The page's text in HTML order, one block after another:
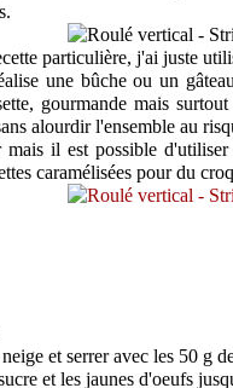
particulière, j'ai juste
une bûche ou un
gourmande mais
alourdir l'ensemble au
mais il est possible
caramélisées pour du
et serrer avec les 50 g
et les jaunes d'oeufs